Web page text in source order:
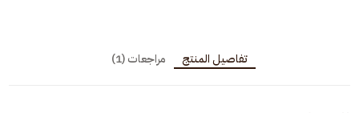
تفاصيل المنتج مراجعات (1)